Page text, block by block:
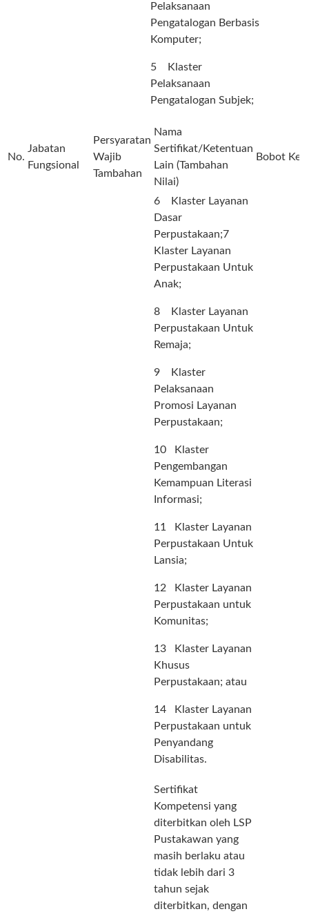
Pelaksanaan
Pengatalogan Berbasis
Komputer;
5 Klaster
Pelaksanaan
Pengatalogan Subjek;
No.
Jabatan
Fungsional
Persyaratan
Wajib
Tambahan
Nama
Sertifikat/Ketentuan
Lain (Tambahan
Nilai)
Bobot Ket
6 Klaster Layanan
Dasar
Perpustakaan;7
Klaster Layanan
Perpustakaan Untuk
Anak;
8 Klaster Layanan
Perpustakaan Untuk
Remaja;
9 Klaster
Pelaksanaan
Promosi Layanan
Perpustakaan;
10 Klaster
Pengembangan
Kemampuan Literasi
Informasi;
11 Klaster Layanan
Perpustakaan Untuk
Lansia;
12 Klaster Layanan
Perpustakaan untuk
Komunitas;
13 Klaster Layanan
Khusus
Perpustakaan; atau
14 Klaster Layanan
Perpustakaan untuk
Penyandang
Disabilitas.
Sertifikat
Kompetensi yang
diterbitkan oleh LSP
Pustakawan yang
masih berlaku atau
tidak lebih dari 3
tahun sejak
diterbitkan, dengan